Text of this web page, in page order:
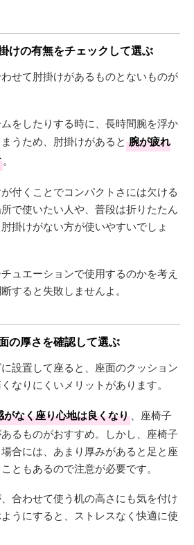
けの有無をチェックして選ぶ
せて肘掛けがあるものとないものが
をしたりする時に、長時間腕を浮か
うため、肘掛けがあると 腕が疲れ
。
付くことでコンパクトさには欠ける
で使いたい人や、普段は折りたたん
掛けがない方が使いやすいでしょ
ュエーションで使用するのかを考え
すると失敗しませんよ。
の厚さを確認して選ぶ
設置して座ると、座面のクッション
なりにくいメリットがあります。
なく座り心地は良くなり 、座椅子
るものがおすすめ。しかし、座椅子
合には、あまり厚みがあると足と座
ともあるので注意が必要です。
合わせて使う机の高さにも気を付け
うにすると、ストレスなく快適に使